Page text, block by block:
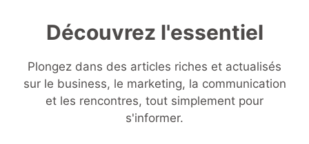
Découvrez l'essentiel
Plongez dans des articles riches et actualisés
sur le business, le marketing, la communication
et les rencontres, tout simplement pour
s'informer.